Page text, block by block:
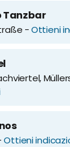
Tanzbar
-Ottieni
Ottieni